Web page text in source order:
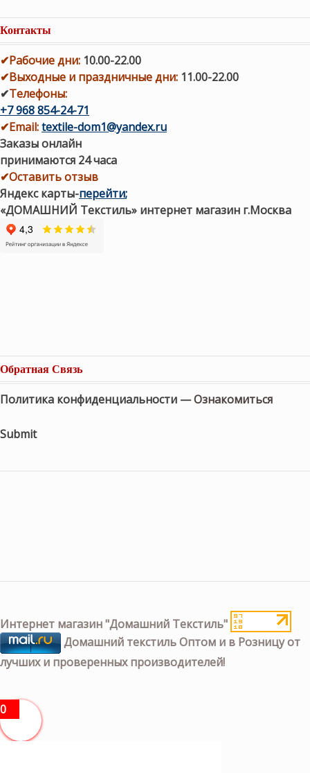
Контакты
✔Рабочие дни: 10.00-22.00
✔Выходные и праздничные дни: 11.00-22.00
✔Телефоны:
+7 968 854-24-71
✔Email:textile-dom1@yandex.ru
Заказы онлайн
принимаются 24 часа
✔Оставить отзыв
Яндекс карты-перейти;
«ДОМАШНИЙ Текстиль» интернет магазин г.Москва
Обратная Связь
Политика конфиденциальности —Ознакомиться
Submit
Интернет магазин "Домашний Текстиль"
Домашний текстиль Оптом и в Розницу от
лучших и проверенных производителей!
0